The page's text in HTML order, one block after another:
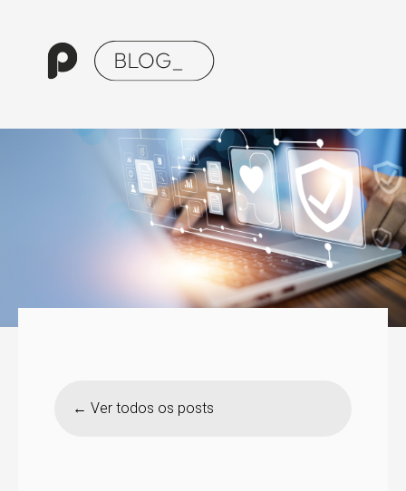
Ver todos os posts